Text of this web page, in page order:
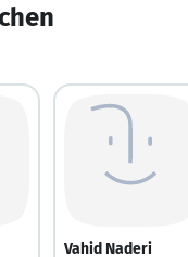
Vahid Naderi